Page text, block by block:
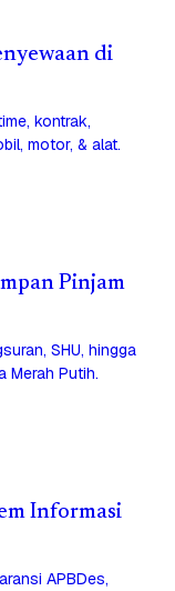
di
kontrak,
motor, & alat.
Pinjam
SHU, hingga
Merah Putih.
Informasi
APBDes,